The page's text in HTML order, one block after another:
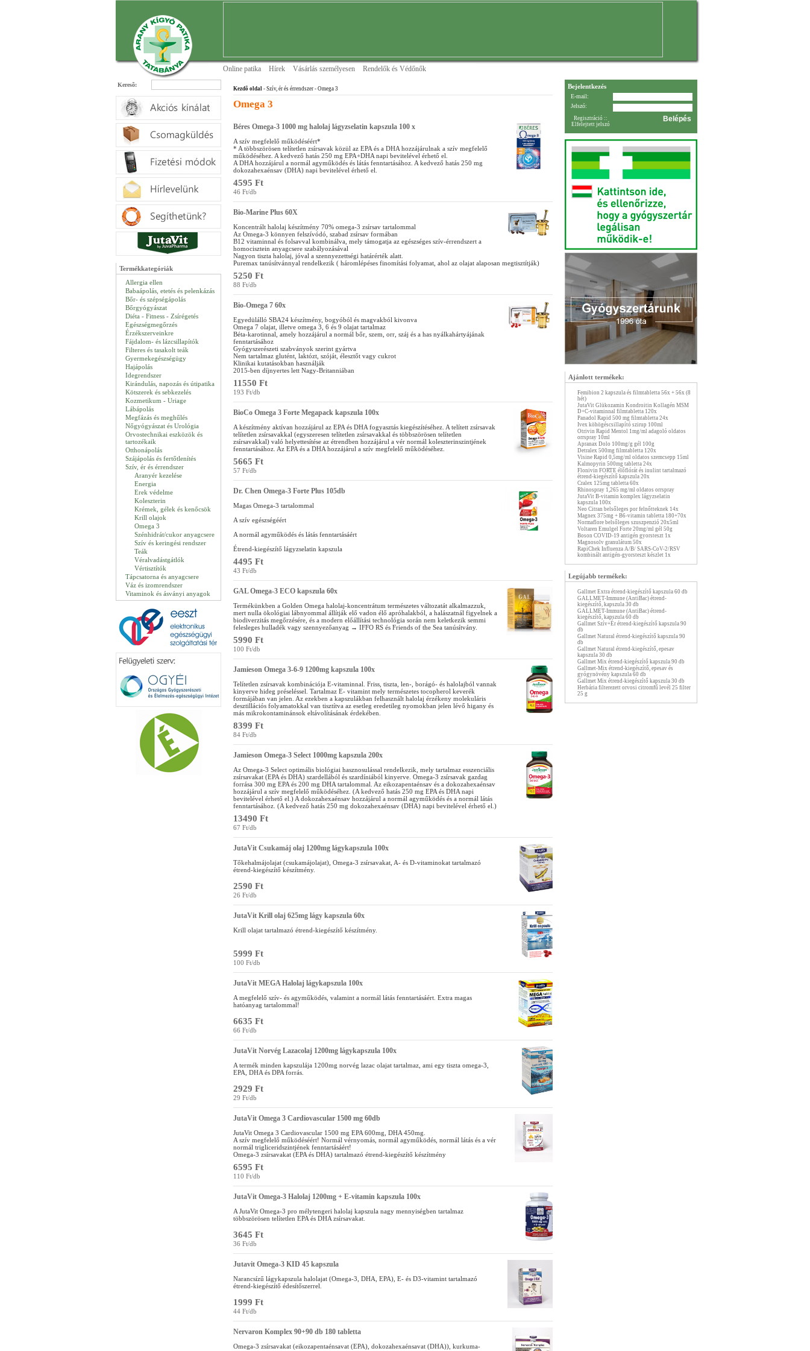
Online patika Hírek Vásárlás személyesen Rendelők és Védőnők
Keresõ:
Termékkategóriák
Allergia ellen
Babaápolás, etetés és pelenkázás
Bőr- és szépségápolás
Bőrgyógyászat
Diéta - Fitness - Zsírégetés
Egészségmegőrzés
Érzékszerveinkre
Fájdalom- és lázcsillapítók
Filteres és tasakolt teák
Gyermekegészségügy
Hajápolás
Idegrendszer
Kirándulás, napozás és útipatika
Kötszerek és sebkezelés
Kozmetikum - Uriage
Lábápolás
Megfázás és meghűlés
Nőgyógyászat és Urológia
Orvostechnikai eszközök és
tartozékaik
Otthonápolás
Szájápolás és fertőtlenítés
Szív, ér és érrendszer
Aranyér kezelése
Energia
Erek védelme
Koleszterin
Krémek, gélek és kenőcsök
Krill olajok
Omega 3
Szénhidrát/cukor anyagcsere
Szív és keringési rendszer
Teák
Véralvadástgátlók
Vértisztítók
Tápcsatorna és anyagcsere
Váz és izomrendszer
Vitaminok és ásványi anyagok
Kezdõ oldal - Szív, ér és érrendszer - Omega 3
Omega 3
Béres Omega-3 1000 mg halolaj lágyzselatin kapszula 100 x
A szív megfelelő működéséért*
* A többszörösen telítetlen zsírsavak közül az EPA és a DHA hozzájárulnak a szív megfelelő
működéséhez. A kedvező hatás 250 mg EPA+DHA napi bevitelével érhető el.
A DHA hozzájárul a normál agyműködés és látás fenntartásához. A kedvező hatás 250 mg
dokozahexaénsav (DHA) napi bevitelével érhető el.
4595 Ft
46 Ft/db
Bio-Marine Plus 60X
Koncentrált halolaj készítmény 70% omega-3 zsírsav tartalommal
Az Omega-3 könnyen felszívódó, szabad zsírsav formában
B12 vitaminnal és folsavval kombinálva, mely támogatja az egészséges szív-érrendszert a
homocisztein anyagcsere szabályozásával
Nagyon tiszta halolaj, jóval a szennyezettségi határérték alatt.
Puremax tanúsítvánnyal rendelkezik ( háromlépéses finomítási folyamat, ahol az olajat alaposan megtisztítják)
5250 Ft
88 Ft/db
Bio-Omega 7 60x
Egyedülálló SBA24 készítmény, bogyóból és magvakból kivonva
Omega 7 olajat, illetve omega 3, 6 és 9 olajat tartalmaz
Béta-karotinnal, amely hozzájárul a normál bőr, szem, orr, száj és a has nyálkahártyájának
fenntartásához
Gyógyszerészeti szabványok szerint gyártva
Nem tartalmaz glutént, laktózt, szóját, élesztőt vagy cukrot
Klinikai kutatásokban használják
2015-ben díjnyertes lett Nagy-Britanniában
11550 Ft
193 Ft/db
BioCo Omega 3 Forte Megapack kapszula 100x
A készítmény aktívan hozzájárul az EPA és DHA fogyasztás kiegészítéséhez. A telített zsírsavak
telítetlen zsírsavakkal (egyszeresen telítetlen zsírsavakkal és többszörösen telítetlen
zsírsavakkal) való helyettesítése az étrendben hozzájárul a vér normál koleszterinszintjének
fenntartásához. Az EPA és a DHA hozzájárul a szív megfelelő működéséhez.
5665 Ft
57 Ft/db
Dr. Chen Omega-3 Forte Plus 105db
Magas Omega-3 tartalommal
A szív egészségéért
A normál agyműködés és látás fenntartásáért
Étrend-kiegészítő lágyzselatin kapszula
4495 Ft
43 Ft/db
GAL Omega-3 ECO kapszula 60x
Termékünkben a Golden Omega halolaj-koncentrátum természetes változatát alkalmazzuk,
mert nulla ökológiai lábnyommal állítják elő vadon élő apróhalakból, a halászatnál figyelnek a
biodiverzitás megőrzésére, és a modern előállítási technológia során nem keletkezik semmi
felesleges hulladék vagy szennyezőanyag → IFFO RS és Friends of the Sea tanúsítvány.
5990 Ft
100 Ft/db
Jamieson Omega 3-6-9 1200mg kapszula 100x
Telítetlen zsírsavak kombinációja E-vitaminnal. Friss, tiszta, len-, borágó- és halolajból vannak
kinyerve hideg préseléssel. Tartalmaz E- vitamint mely természetes tocopherol keverék
formájában van jelen. Az ezekben a kapszulákban felhasznált halolaj érzékeny molekuláris
desztillációs folyamatokkal van tisztítva az esetleg eredetileg nyomokban jelen lévő higany és
más mikrokontaminánsok eltávolításának érdekében.
8399 Ft
84 Ft/db
Jamieson Omega-3 Select 1000mg kapszula 200x
Az Omega-3 Select optimális biológiai hasznosulással rendelkezik, mely tartalmaz esszenciális
zsírsavakat (EPA és DHA) szardellából és szardíniából kinyerve. Omega-3 zsírsavak gazdag
forrása 300 mg EPA és 200 mg DHA tartalommal. Az eikozapentaénsav és a dokozahexaénsav
hozzájárul a szív megfelelő működéséhez. (A kedvező hatás 250 mg EPA és DHA napi
bevitelével érhető el.) A dokozahexaénsav hozzájárul a normál agyműködés és a normál látás
fenntartásához. (A kedvező hatás 250 mg dokozahexaénsav (DHA) napi bevitelével érhető el.)
13490 Ft
67 Ft/db
JutaVit Csukamáj olaj 1200mg lágykapszula 100x
Tőkehalmájolajat (csukamájolajat), Omega-3 zsírsavakat, A- és D-vitaminokat tartalmazó
étrend-kiegészítő készítmény.
2590 Ft
26 Ft/db
JutaVit Krill olaj 625mg lágy kapszula 60x
Krill olajat tartalmazó étrend-kiegészítő készítmény.
5999 Ft
100 Ft/db
JutaVit MEGA Halolaj lágykapszula 100x
A megfelelő szív- és agyműködés, valamint a normál látás fenntartásáért. Extra magas
hatóanyag tartalommal!
6635 Ft
66 Ft/db
JutaVit Norvég Lazacolaj 1200mg lágykapszula 100x
A termék minden kapszulája 1200mg norvég lazac olajat tartalmaz, ami egy tiszta omega-3,
EPA, DHA és DPA forrás.
2929 Ft
29 Ft/db
JutaVit Omega 3 Cardiovascular 1500 mg 60db
JutaVit Omega 3 Cardiovascular 1500 mg EPA 600mg, DHA 450mg.
A szív megfelelő működéséért! Normál vérnyomás, normál agyműködés, normál látás és a vér
normál trigliceridszintjének fenntartásáért!
Omega-3 zsírsavakat (EPA és DHA) tartalmazó étrend-kiegészítő készítmény
6595 Ft
110 Ft/db
JutaVit Omega-3 Halolaj 1200mg + E-vitamin kapszula 100x
A JutaVit Omega-3 pro mélytengeri halolaj kapszula nagy mennyiségben tartalmaz
többszörösen telítetlen EPA és DHA zsírsavakat.
3645 Ft
36 Ft/db
Jutavit Omega-3 KID 45 kapszula
Narancsízű lágykapszula halolajat (Omega-3, DHA, EPA), E- és D3-vitamint tartalmazó
étrend-kiegészítő édesítőszerrel.
1999 Ft
44 Ft/db
Nervaron Komplex 90+90 db 180 tabletta
Omega-3 zsírsavakat (eikozapentaénsavat (EPA), dokozahexaénsavat (DHA)), kurkuma-
Bejelentkezés
E-mail:
Jelszó:
Regisztráció ::
Elfelejtett jelszó
Ajánlott termékek:
Femibion 2 kapszula és filmtabletta 56x + 56x (8
hét)
JutaVit Glükozamin Kondroitin Kollagén MSM
D+C-vitaminnal filmtabletta 120x
Panadol Rapid 500 mg filmtabletta 24x
Ivex köhögéscsillapító szirup 100ml
Otrivin Rapid Mentol 1mg/ml adagoló oldatos
orrspray 10ml
Apranax Dolo 100mg/g gél 100g
Detralex 500mg filmtabletta 120x
Visine Rapid 0,5mg/ml oldatos szemcsepp 15ml
Kalmopyrin 500mg tabletta 24x
Flonivin FORTE élőflórát és inulint tartalmazó
étrend-kiegészítő kapszula 20x
Cralex 125mg tabletta 60x
Rhinospray 1,265 mg/ml oldatos orrspray
JutaVit B-vitamin komplex lágyzselatin
kapszula 100x
Neo Citran belsőleges por felnőtteknek 14x
Magnex 375mg + B6-vitamin tabletta 180+70x
Normaflore belsőleges szuszpenzió 20x5ml
Voltaren Emulgel Forte 20mg/ml gél 50g
Boson COVID-19 antigén gyorsteszt 1x
Magnosolv granulátum 50x
RapiChek Influenza A/B/ SARS-CoV-2/RSV
kombinált antigén-gyorsteszt készlet 1x
Legújabb termékek:
Gallmet Extra étrend-kiegészítő kapszula 60 db
GALLMET-Immune (AntiBac) étrend-
kiegészítő, kapszula 30 db
GALLMET-Immune (AntiBac) étrend-
kiegészítő, kapszula 60 db
Gallmet Szív+Ér étrend-kiegészítő kapszula 90
db
Gallmet Natural étrend-kiegészítő kapszula 90
db
Gallmet Natural étrend-kiegészítő, epesav
kapszula 30 db
Gallmet Mix étrend-kiegészítő kapszula 90 db
Gallmet-Mix étrend-kiegészítő, epesav és
gyógynövény kapszula 60 db
Gallmet Mix étrend-kiegészítő kapszula 30 db
Herbária filterezett orvosi citromfű levél 25 filter
25 g